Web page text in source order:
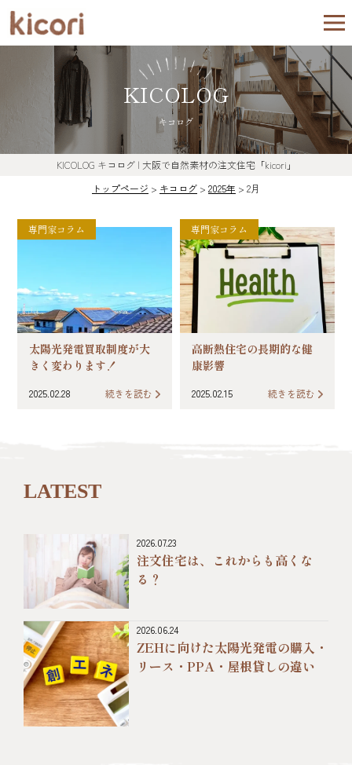
KICOLOG
キコログ
KICOLOG キコログ| 大阪で自然素材の注文住宅「kicori」
トップページ > キコログ > 2025年 > 2月
太陽光発電買取制度が大
きく変わります！
2025.02.28 続きを読む
専門家コラム
高断熱住宅の長期的な健
康影響
2025.02.15 続きを読む
専門家コラム
LATEST
2026.07.23
注文住宅は、これからも高くな
る？
2026.06.24
ZEHに向けた太陽光発電の購入・
リース・PPA・屋根貸しの違い